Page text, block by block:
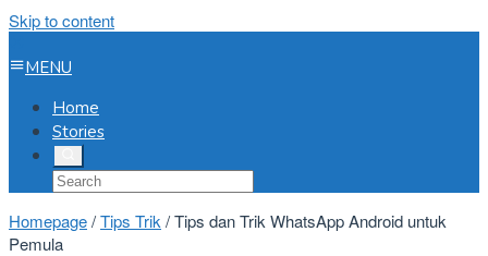
Skip to content
MENU
Home
Stories
Homepage/Tips Trik /Tips dan Trik WhatsApp Android untuk
Pemula